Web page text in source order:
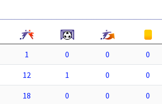
1 0 0 0
12 1 0 0
18 0 0 0